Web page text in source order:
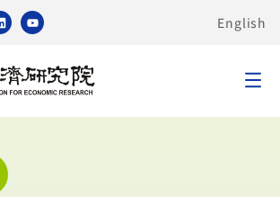
English